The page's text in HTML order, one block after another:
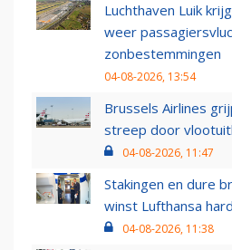
Luchthaven Luik
weer
zonbestemmingen
04-08-2026, 13:54
Brussels Airlines
streep door
04-08-2026, 11:47
Stakingen en dure
winst Lufthansa
04-08-2026, 11:38